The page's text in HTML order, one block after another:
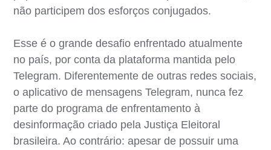
não participem dos esforços conjugados.
Esse é o grande desafio enfrentado atualmente
no país, por conta da plataforma mantida pelo
Telegram. Diferentemente de outras redes sociais,
o aplicativo de mensagens Telegram, nunca fez
parte do programa de enfrentamento à
desinformação criado pela Justiça Eleitoral
brasileira. Ao contrário: apesar de possuir uma